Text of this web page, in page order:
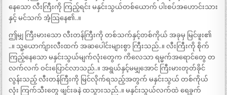
နေသော လီးကြီးကို ကြည့်ရင်း မနှင်းသွယ်တစ်ယောက် ပါးစပ်အဟောင်းသား
နှင့် မင်သက် အံ့သြနေ၏..။
ဤမျှ ကြီးမားသော လီးတန်ကြီးကို တစ်သက်နှင့်တစ်ကိုယ် အခုမှ မြင်ဖူး၏
..။ သူ့ယောက်ျားလီးထက် အဆပေါင်းများစွာ ကြီးသည်..။ လီးကြီးကို စိုက်
ကြည့်နေသော မနှင်းသွယ်မျက်လုံးတွေက ကိလေသာ ရမ္မက်အရောင်တွေ တ
လက်လက် ဝင်းပြောင်လာသည်..။ အရွယ်နှင့်မမျှအောင် ကြီးမားတုတ်ခိုင်
လွန်းသည့် လီးတန်ကြီးကို မြင်လိုက်ရသည့်အတွက် မနှင်းသွယ် တစ်ကိုယ်
လုံး ကြက်သီးတွေ ဖျင်းခနဲ ထသွားသည်..။ မနှင်းသွယ်လက်ထဲ ရေခွက်